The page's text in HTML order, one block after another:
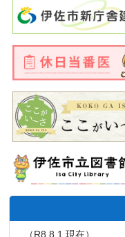
（R8.8.1 現在）